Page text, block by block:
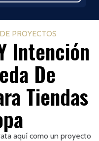
PROYECTOS
Intención
De
Tiendas
aquí como un proyecto